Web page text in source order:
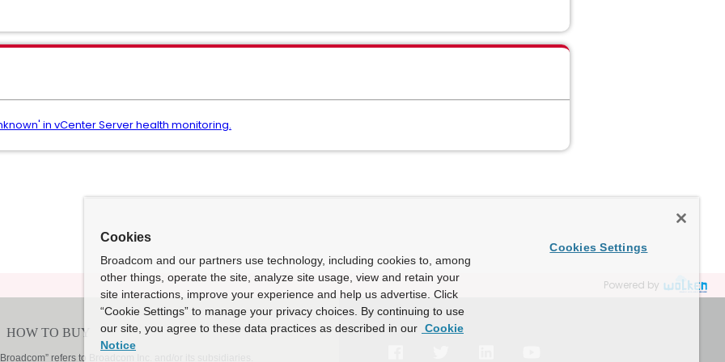
in vCenter Server health monitoring.
Powered by
Cookies
Broadcom and our partners use technology, including cookies to, among
other things, operate the site, analyze site usage, view and retain your
site interactions, improve your experience and help us advertise. Click
“Cookie Settings” to manage your privacy choices. By continuing to use
our site, you agree to these data practices as described in our Cookie
Notice
Cookies Settings